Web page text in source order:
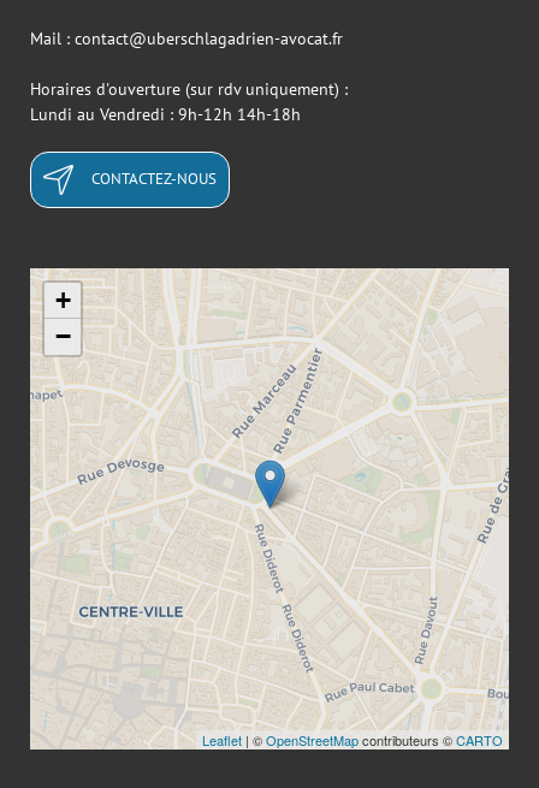
Mail : contact@uberschlagadrien-avocat.fr
Horaires d'ouverture (sur rdv uniquement) :
Lundi au Vendredi : 9h-12h 14h-18h
CONTACTEZ-NOUS
+
−
Leaflet | ©OpenStreetMapcontributeurs ©CARTO